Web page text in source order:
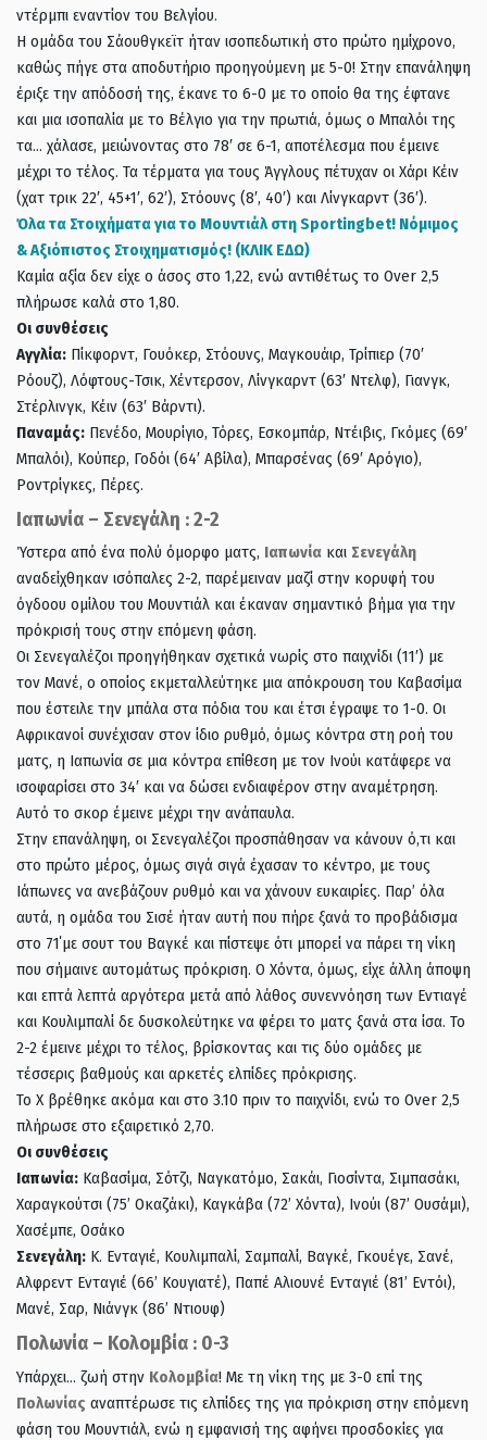
ντέρμπι εναντίον του Βελγίου.
Η ομάδα του Σάουθγκεϊτ ήταν ισοπεδωτική στο πρώτο ημίχρονο,
καθώς πήγε στα αποδυτήριο προηγούμενη με 5-0! Στην επανάληψη
έριξε την απόδοσή της, έκανε το 6-0 με το οποίο θα της έφτανε
και μια ισοπαλία με το Βέλγιο για την πρωτιά, όμως ο Μπαλόι της
τα… χάλασε, μειώνοντας στο 78′ σε 6-1, αποτέλεσμα που έμεινε
μέχρι το τέλος. Τα τέρματα για τους Άγγλους πέτυχαν οι Χάρι Κέιν
(χατ τρικ 22′, 45+1′, 62′), Στόουνς (8′, 40′) και Λίνγκαρντ (36′).
Όλα τα Στοιχήματα για το Μουντιάλ στη Sportingbet! Νόμιμος
& Αξιόπιστος Στοιχηματισμός! (ΚΛΙΚ ΕΔΩ)
Καμία αξία δεν είχε ο άσος στο 1,22, ενώ αντιθέτως το Over 2,5
πλήρωσε καλά στο 1,80.
Οι συνθέσεις
Αγγλία: Πίκφορντ, Γουόκερ, Στόουνς, Μαγκουάιρ, Τρίπιερ (70′
Ρόουζ), Λόφτους-Τσικ, Χέντερσον, Λίνγκαρντ (63′ Ντελφ), Γιανγκ,
Στέρλινγκ, Κέιν (63′ Βάρντι).
Παναμάς: Πενέδο, Μουρίγιο, Τόρες, Εσκομπάρ, Ντέιβις, Γκόμες (69′
Μπαλόι), Κούπερ, Γοδόι (64′ Αβίλα), Μπαρσένας (69′ Αρόγιο),
Ροντρίγκες, Πέρες.
Ιαπωνία – Σενεγάλη : 2-2
Ύστερα από ένα πολύ όμορφο ματς, Ιαπωνία και Σενεγάλη
αναδείχθηκαν ισόπαλες 2-2, παρέμειναν μαζί στην κορυφή του
όγδοου ομίλου του Μουντιάλ και έκαναν σημαντικό βήμα για την
πρόκρισή τους στην επόμενη φάση.
Οι Σενεγαλέζοι προηγήθηκαν σχετικά νωρίς στο παιχνίδι (11′) με
τον Μανέ, ο οποίος εκμεταλλεύτηκε μια απόκρουση του Καβασίμα
που έστειλε την μπάλα στα πόδια του και έτσι έγραψε το 1-0. Οι
Αφρικανοί συνέχισαν στον ίδιο ρυθμό, όμως κόντρα στη ροή του
ματς, η Ιαπωνία σε μια κόντρα επίθεση με τον Ινούι κατάφερε να
ισοφαρίσει στο 34′ και να δώσει ενδιαφέρον στην αναμέτρηση.
Αυτό το σκορ έμεινε μέχρι την ανάπαυλα.
Στην επανάληψη, οι Σενεγαλέζοι προσπάθησαν να κάνουν ό,τι και
στο πρώτο μέρος, όμως σιγά σιγά έχασαν το κέντρο, με τους
Ιάπωνες να ανεβάζουν ρυθμό και να χάνουν ευκαιρίες. Παρ’ όλα
αυτά, η ομάδα του Σισέ ήταν αυτή που πήρε ξανά το προβάδισμα
στο 71΄με σουτ του Βαγκέ και πίστεψε ότι μπορεί να πάρει τη νίκη
που σήμαινε αυτομάτως πρόκριση. Ο Χόντα, όμως, είχε άλλη άποψη
και επτά λεπτά αργότερα μετά από λάθος συνεννόηση των Εντιαγέ
και Κουλιμπαλί δε δυσκολεύτηκε να φέρει το ματς ξανά στα ίσα. Το
2-2 έμεινε μέχρι το τέλος, βρίσκοντας και τις δύο ομάδες με
τέσσερις βαθμούς και αρκετές ελπίδες πρόκρισης.
Το Χ βρέθηκε ακόμα και στο 3.10 πριν το παιχνίδι, ενώ το Over 2,5
πλήρωσε στο εξαιρετικό 2,70.
Οι συνθέσεις
Ιαπωνία: Καβασίμα, Σότζι, Ναγκατόμο, Σακάι, Γιοσίντα, Σιμπασάκι,
Χαραγκούτσι (75’ Οκαζάκι), Καγκάβα (72’ Χόντα), Ινούι (87’ Ουσάμι),
Χασέμπε, Οσάκο
Σενεγάλη: Κ. Ενταγιέ, Κουλιμπαλί, Σαμπαλί, Βαγκέ, Γκουέγε, Σανέ,
Αλφρεντ Ενταγιέ (66’ Κουγιατέ), Παπέ Αλιουνέ Ενταγιέ (81’ Εντόι),
Μανέ, Σαρ, Νιάνγκ (86’ Ντιουφ)
Πολωνία – Κολομβία : 0-3
Υπάρχει… ζωή στην Κολομβία! Με τη νίκη της με 3-0 επί της
Πολωνίας αναπτέρωσε τις ελπίδες της για πρόκριση στην επόμενη
φάση του Μουντιάλ, ενώ η εμφανισή της αφήνει προσδοκίες για